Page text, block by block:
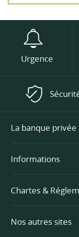
Urgence
La banque privée
Informations
Chartes &
Nos autres sites